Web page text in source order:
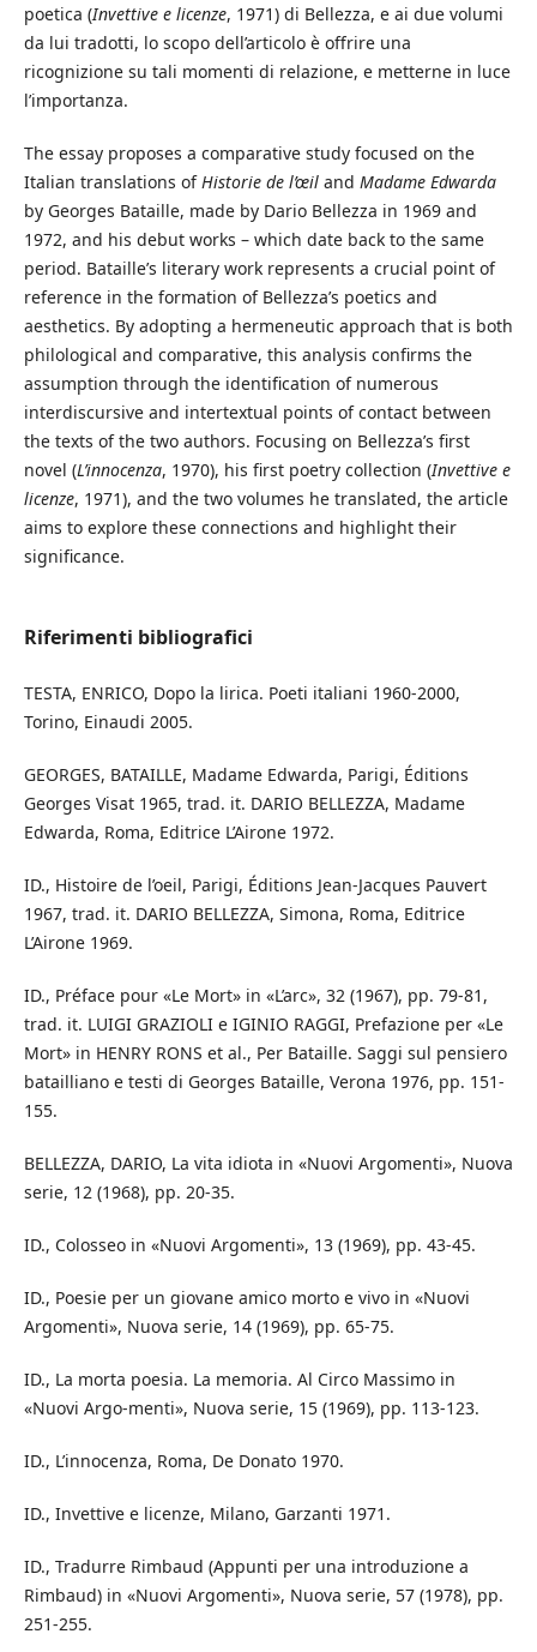
poetica (Invettive e licenze, 1971) di Bellezza, e ai due volumi
da lui tradotti, lo scopo dell’articolo è offrire una
ricognizione su tali momenti di relazione, e metterne in luce
l’importanza.
The essay proposes a comparative study focused on the
Italian translations of Historie de l’œiland Madame Edwarda
by Georges Bataille, made by Dario Bellezza in 1969 and
1972, and his debut works – which date back to the same
period. Bataille’s literary work represents a crucial point of
reference in the formation of Bellezza’s poetics and
aesthetics. By adopting a hermeneutic approach that is both
philological and comparative, this analysis confirms the
assumption through the identification of numerous
interdiscursive and intertextual points of contact between
the texts of the two authors. Focusing on Bellezza’s first
novel (L’innocenza, 1970), his first poetry collection (Invettive e
licenze, 1971), and the two volumes he translated, the article
aims to explore these connections and highlight their
significance.
Riferimenti bibliografici
TESTA, ENRICO, Dopo la lirica. Poeti italiani 1960-2000,
Torino, Einaudi 2005.
GEORGES, BATAILLE, Madame Edwarda, Parigi, Éditions
Georges Visat 1965, trad. it. DARIO BELLEZZA, Madame
Edwarda, Roma, Editrice L’Airone 1972.
ID., Histoire de l’oeil, Parigi, Éditions Jean-Jacques Pauvert
1967, trad. it. DARIO BELLEZZA, Simona, Roma, Editrice
L’Airone 1969.
ID., Préface pour «Le Mort» in «L’arc», 32 (1967), pp. 79-81,
trad. it. LUIGI GRAZIOLI e IGINIO RAGGI, Prefazione per «Le
Mort» in HENRY RONS et al., Per Bataille. Saggi sul pensiero
batailliano e testi di Georges Bataille, Verona 1976, pp. 151-
155.
BELLEZZA, DARIO, La vita idiota in «Nuovi Argomenti», Nuova
serie, 12 (1968), pp. 20-35.
ID., Colosseo in «Nuovi Argomenti», 13 (1969), pp. 43-45.
ID., Poesie per un giovane amico morto e vivo in «Nuovi
Argomenti», Nuova serie, 14 (1969), pp. 65-75.
ID., La morta poesia. La memoria. Al Circo Massimo in
«Nuovi Argo-menti», Nuova serie, 15 (1969), pp. 113-123.
ID., L’innocenza, Roma, De Donato 1970.
ID., Invettive e licenze, Milano, Garzanti 1971.
ID., Tradurre Rimbaud (Appunti per una introduzione a
Rimbaud) in «Nuovi Argomenti», Nuova serie, 57 (1978), pp.
251-255.